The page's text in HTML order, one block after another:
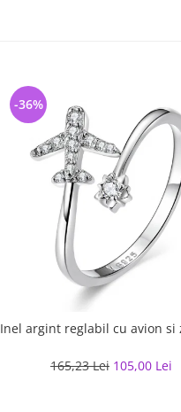
Inel argint reglabil cu avion si
165,23 Lei 105,00 Lei
-36%